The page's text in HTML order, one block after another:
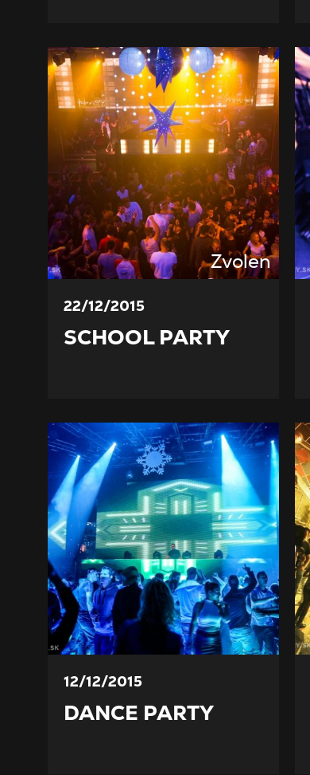
Zvolen
22/12/2015
SCHOOL PARTY
12/12/2015
DANCE PARTY